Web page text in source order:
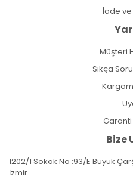
İade
Müşteri
Sıkça
Bize
1202/1 Sokak No :93/E Büyük
İzmir